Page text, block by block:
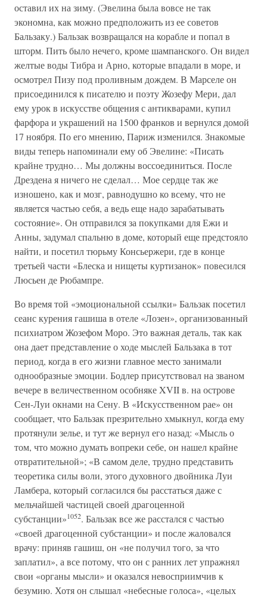
оставил их на зиму. (Эвелина была вовсе не так
экономна, как можно предположить из ее советов
Бальзаку.) Бальзак возвращался на корабле и попал в
шторм. Пить было нечего, кроме шампанского. Он видел
желтые воды Тибра и Арно, которые впадали в море, и
осмотрел Пизу под проливным дождем. В Марселе он
присоединился к писателю и поэту Жозефу Мери, дал
ему урок в искусстве общения с антикварами, купил
фарфора и украшений на 1500 франков и вернулся домой
17 ноября. По его мнению, Париж изменился. Знакомые
виды теперь напоминали ему об Эвелине: «Писать
крайне трудно… Мы должны воссоединиться. После
Дрездена я ничего не сделал… Мое сердце так же
изношено, как и мозг, равнодушно ко всему, что не
является частью себя, а ведь еще надо зарабатывать
состояние». Он отправился за покупками для Ежи и
Анны, задумал спальню в доме, который еще предстояло
найти, и посетил тюрьму Консьержери, где в конце
третьей части «Блеска и нищеты куртизанок» повесился
Люсьен де Рюбампре.
Во время той «эмоциональной ссылки» Бальзак посетил
сеанс курения гашиша в отеле «Лозен», организованный
психиатром Жозефом Моро. Это важная деталь, так как
она дает представление о ходе мыслей Бальзака в тот
период, когда в его жизни главное место занимали
однообразные эмоции. Бодлер присутствовал на званом
вечере в величественном особняке XVII в. на острове
Сен-Луи окнами на Сену. В «Искусственном рае» он
сообщает, что Бальзак презрительно хмыкнул, когда ему
протянули зелье, и тут же вернул его назад: «Мысль о
том, что можно думать вопреки себе, он нашел крайне
отвратительной»; «В самом деле, трудно представить
теоретика силы воли, этого духовного двойника Луи
Ламбера, который согласился бы расстаться даже с
мельчайшей частицей своей драгоценной
субстанции»1052. Бальзак все же расстался с частью
«своей драгоценной субстанции» и после жаловался
врачу: приняв гашиш, он «не получил того, за что
заплатил», а все потому, что он с ранних лет упражнял
свои «органы мысли» и оказался невосприимчив к
безумию. Хотя он слышал «небесные голоса», «целых